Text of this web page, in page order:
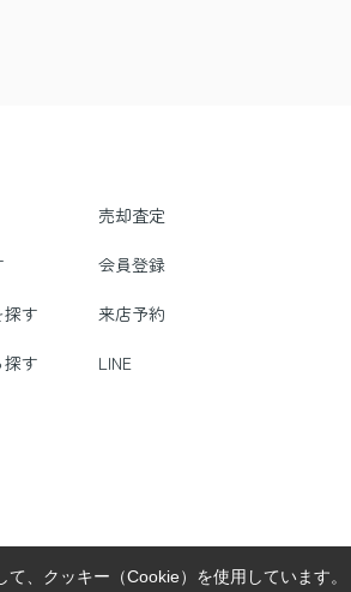
売却査定
会員登録
す 来店予約
探す LINE
、クッキー（Cookie）を使用しています。